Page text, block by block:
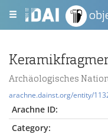
Archäologisches
arachne.dainst.org/entity/
Arachne ID:
Category: